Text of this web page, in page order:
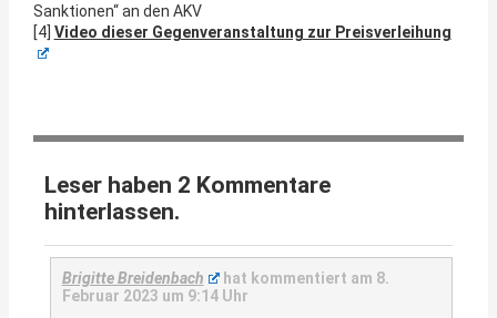
Sanktionen“ an den AKV
[4] Video dieser Gegenveranstaltung zur Preisverleihung
Leser haben 2 Kommentare
hinterlassen.
Brigitte Breidenbach hat kommentiert am 8.
Februar 2023 um 9:14 Uhr